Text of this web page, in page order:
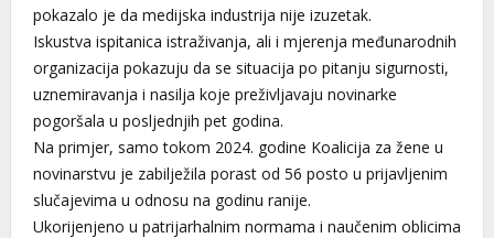
pokazalo je da medijska industrija nije izuzetak.
Iskustva ispitanica istraživanja, ali i mjerenja međunarodnih
organizacija pokazuju da se situacija po pitanju sigurnosti,
uznemiravanja i nasilja koje preživljavaju novinarke
pogoršala u posljednjih pet godina.
Na primjer, samo tokom 2024. godine Koalicija za žene u
novinarstvu je zabilježila porast od 56 posto u prijavljenim
slučajevima u odnosu na godinu ranije.
Ukorijenjeno u patrijarhalnim normama i naučenim oblicima